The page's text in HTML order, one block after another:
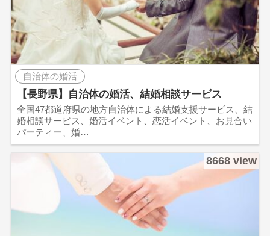
自治体の婚活
【長野県】自治体の婚活、結婚相談サービス
全国47都道府県の地方自治体による結婚支援サービス、結
婚相談サービス、婚活イベント、恋活イベント、お見合い
パーティー、婚…
8668 view